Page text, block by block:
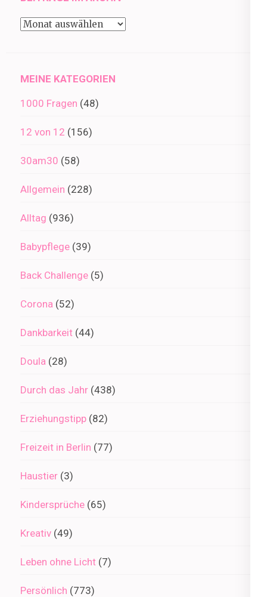
Beiträge
MEINE KATEGORIEN
1000 Fragen (48)
12 von 12 (156)
30am30 (58)
Allgemein (228)
Alltag (936)
Babypflege (39)
Back Challenge (5)
Corona (52)
Dankbarkeit (44)
Doula (28)
Durch das Jahr (438)
Erziehungstipp (82)
Freizeit in Berlin (77)
Haustier (3)
Kindersprüche (65)
Kreativ (49)
Leben ohne Licht (7)
Persönlich (773)